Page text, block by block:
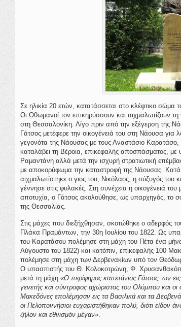
Σε ηλικία 20 ετών, κατατάσσεται στο κλέφτικο
Οι Οθωμανοί τον επικηρύσσουν και αιχμαλωτίζουν
στη Θεσσαλονίκη. Λίγο πριν από την εξέγερση της
Γάτσος μετέφερε την οικογένειά του στη Νάουσα
γεγονότα της Νάουσας με τους Αναστάσιο
καταλάβει τη Βέροια, επικεφαλής αποσπάσματος,
Ραμαντάνη αλλά μετά την ισχυρή στρατιωτική
με αποκορύφωμα την καταστροφή της Νάουσας.
αιχμαλωτίστηκε ο γιος του, Νικόλαος, η σύζυγός του
γέννησε στις φυλακές. Στη συνέχεια η οικογένειά
αποτυχία, ο Γάτσος ακολούθησε, ως υπαρχηγός, το
της Θεσσαλίας.
Στις μάχες που διεξήχθησαν, σκοτώθηκε ο αδερφός
Πλάκα Πραμάντων, την 30η Ιουλίου του 1822. Ως
του Καρατάσου πολέμησε στη μάχη του Πέτα ένα
Αύγουστο του 1822) και κατόπιν, επικεφαλής 100
πολέμησε στη μάχη των Δερβενακίων υπό τον
Ο υπασπιστής του Θ. Κολοκοτρώνη, Φ.
μετά τη μάχη «Ο περίφημος καπετάνιος Γάτσος, ων
γενετής και σύ­ντροφος αχώριστος του Ολύμπου και οι
Μακεδόνες επολέμησαν εις τα Βασιλικά και τα
οι Πελοποννήσιοι ευχαριστήθηκαν πολύ, διότι είδον
ζήλον και εθνισμόν μέγαν».